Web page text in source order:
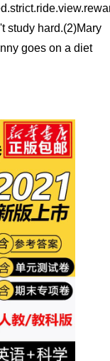
study hard.(2)Mary
goes on a diet